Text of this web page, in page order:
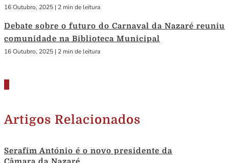
16 Outubro, 2025 | 2 min de leitura
Debate sobre o futuro do Carnaval da Nazaré reuniu
comunidade na Biblioteca Municipal
16 Outubro, 2025 | 2 min de leitura
Artigos Relacionados
Serafim António é o novo presidente da